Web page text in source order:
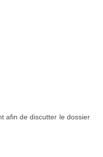
afin de discutter le dossier